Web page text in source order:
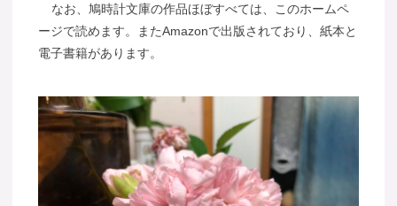
なお、鳩時計文庫の作品ほぼすべては、このホームペ
ージで読めます。またAmazonで出版されており、紙本と
電子書籍があります。